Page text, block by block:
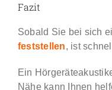
Fazit
Sobald Sie bei sich
feststellen, ist
Ein
Nähe kann Ihnen